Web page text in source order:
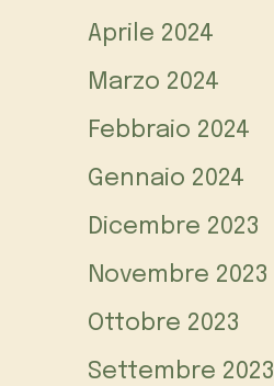
Aprile 2024
Marzo 2024
Febbraio 2024
Gennaio 2024
Dicembre 2023
Novembre 2023
Ottobre 2023
Settembre 2023